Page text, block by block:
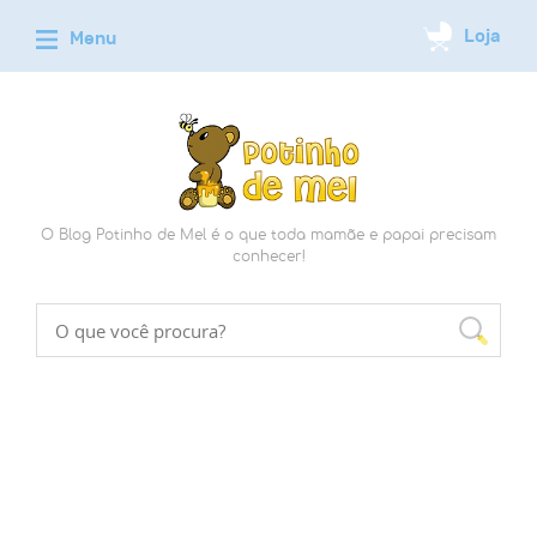
O Blog Potinho de Mel é o que toda mamãe e papai precisam
conhecer!